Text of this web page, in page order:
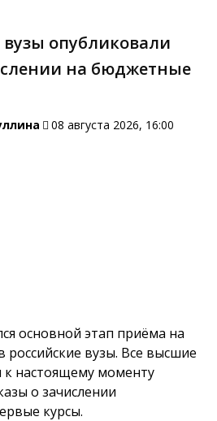
опубликовали
на бюджетные
08 августа 2026, 16:00
основной этап приёма на
вузы. Все высшие
к настоящему моменту
о зачислении
курсы.